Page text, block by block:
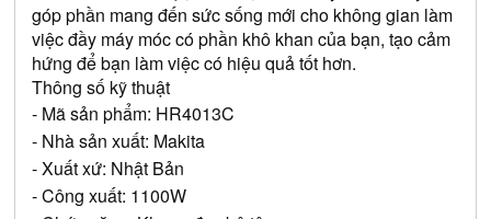
góp phần mang đến sức sống mới cho không gian làm
việc đầy máy móc có phần khô khan của bạn, tạo cảm
hứng để bạn làm việc có hiệu quả tốt hơn.
Thông số kỹ thuật
- Mã sản phẩm: HR4013C
- Nhà sản xuất: Makita
- Xuất xứ: Nhật Bản
- Công xuất: 1100W